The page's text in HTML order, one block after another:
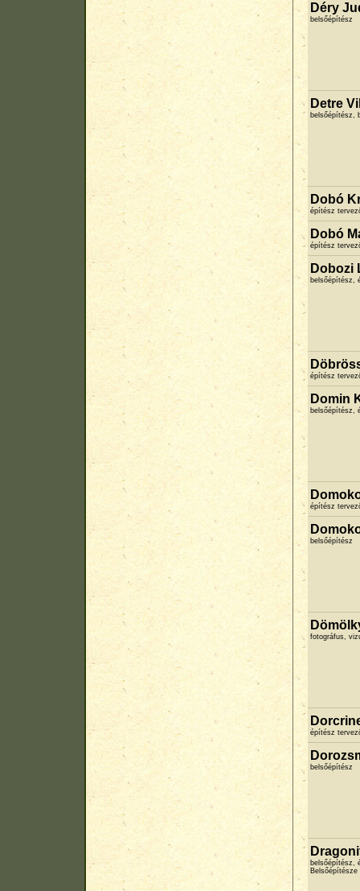
Déry
belsőépítész
Detre
belsőépítész,
Dobó
építész
Dobó
építész
Dobozi
belsőépítész,
építész
Domin
belsőépítész,
építész
belsőépítész
fotográfus,
építész
belsőépítész
belsőépítész,
Belsőépítésze